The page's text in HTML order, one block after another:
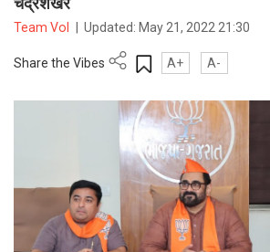
चंद्रशेखर
Team VoI Updated: May 21, 2022 21:30
Share the Vibes A+ A-